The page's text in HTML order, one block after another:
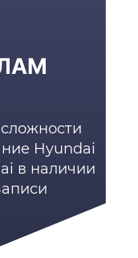
Hyundai
в наличии